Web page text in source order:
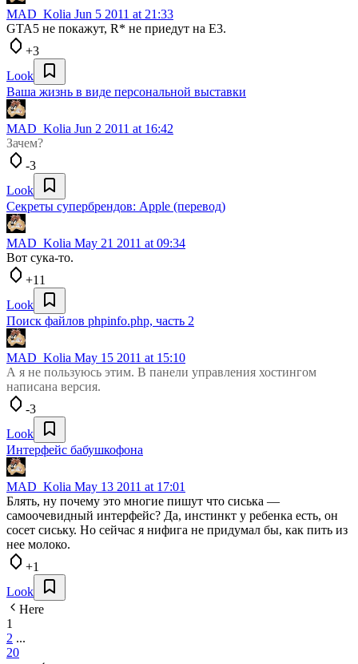
MAD_Kolia Jun 5 2011 at 21:33
GTA5 не покажут, R* не приедут на Е3.
+3
Look
Ваша жизнь в виде персональной выставки
MAD_Kolia Jun 2 2011 at 16:42
Зачем?
-3
Look
Секреты супербрендов: Apple (перевод)
MAD_Kolia May 21 2011 at 09:34
Вот сука-то.
+11
Look
Поиск файлов phpinfo.php, часть 2
MAD_Kolia May 15 2011 at 15:10
А я не пользуюсь этим. В панели управления хостингом
написана версия.
-3
Look
Интерфейс бабушкофона
MAD_Kolia May 13 2011 at 17:01
Блять, ну почему это многие пишут что сиська —
самоочевидный интерфейс? Да, инстинкт у ребенка есть, он
сосет сиську. Но сейчас я нифига не придумал бы, как пить из
нее молоко.
+1
Look
Here
1
2 ...
20